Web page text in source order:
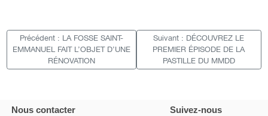
Précédent : LA FOSSE SAINT-
EMMANUEL FAIT L’OBJET D’UNE
RÉNOVATION
Suivant : DÉCOUVREZ LE
PREMIER ÉPISODE DE LA
PASTILLE DU MMDD
Nous contacter Suivez-nous